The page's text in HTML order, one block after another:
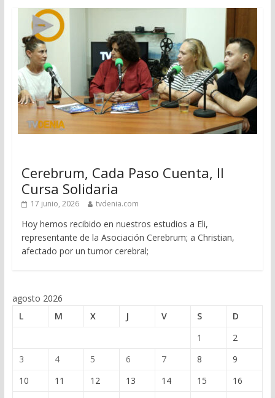
Cerebrum, Cada Paso Cuenta, II
Cursa Solidaria
17 junio, 2026 tvdenia.com
Hoy hemos recibido en nuestros estudios a Eli,
representante de la Asociación Cerebrum; a Christian,
afectado por un tumor cerebral;
agosto 2026
L
M X J V S
D
1
2
3
4 5 6 7 8
9
10
11 12 13 14 15
16